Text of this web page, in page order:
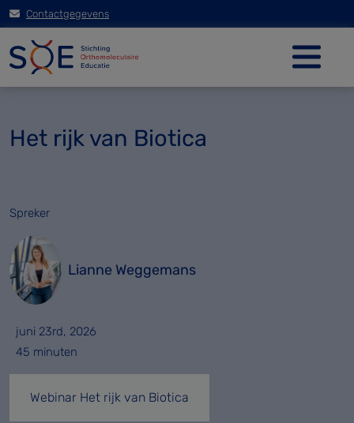
Contactgegevens
Het rijk van Biotica
Spreker
Lianne Weggemans
juni 23rd, 2026
45 minuten
Webinar Het rijk van Biotica